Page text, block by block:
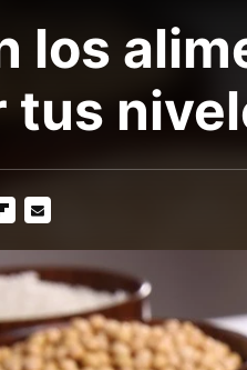
los
MAIL